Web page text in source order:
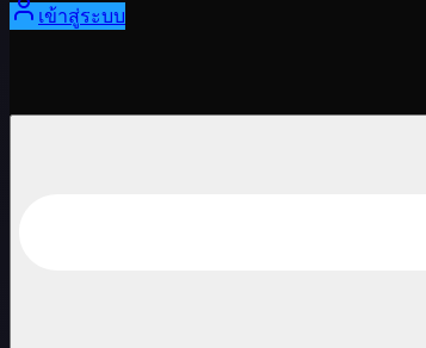
เข้าสู่ระบบ